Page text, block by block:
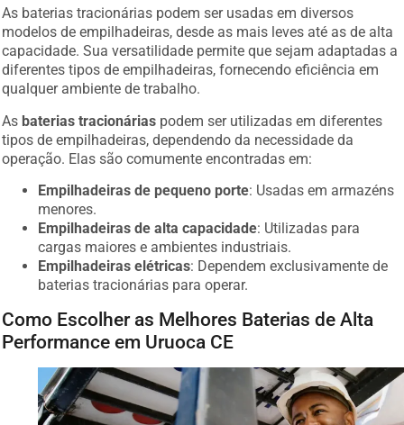
As baterias tracionárias podem ser usadas em diversos
modelos de empilhadeiras, desde as mais leves até as de alta
capacidade. Sua versatilidade permite que sejam adaptadas a
diferentes tipos de empilhadeiras, fornecendo eficiência em
qualquer ambiente de trabalho.
As baterias tracionárias podem ser utilizadas em diferentes
tipos de empilhadeiras, dependendo da necessidade da
operação. Elas são comumente encontradas em:
Empilhadeiras de pequeno porte: Usadas em armazéns
menores.
Empilhadeiras de alta capacidade: Utilizadas para
cargas maiores e ambientes industriais.
Empilhadeiras elétricas: Dependem exclusivamente de
baterias tracionárias para operar.
Como Escolher as Melhores Baterias de Alta
Performance em Uruoca CE